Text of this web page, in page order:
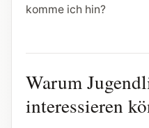
komme ich hin?
Warum
interessieren